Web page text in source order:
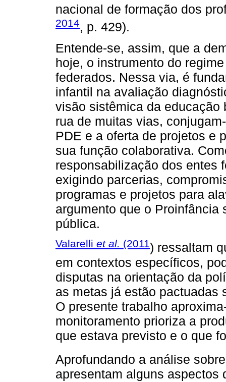
nacional de formação dos
2014, p. 429).
Entende-se, assim, que a
hoje, o instrumento do
federados. Nessa via, é
infantil na avaliação
visão sistêmica da educação
rua de muitas vias,
PDE e a oferta de projetos e
sua função colaborativa.
responsabilização dos entes
exigindo parcerias,
programas e projetos para
argumento que o
pública.
Valarelli et al. (2011) ressaltam
em contextos específicos,
disputas na orientação da
as metas já estão pactuadas
O presente trabalho
monitoramento prioriza a
que estava previsto e o que
Aprofundando a análise
apresentam alguns aspectos